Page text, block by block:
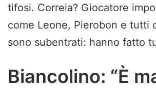
tifosi. Correia? Giocatore
come Leone, Pierobon e tutti
sono subentrati: hanno fatto
Biancolino: “È